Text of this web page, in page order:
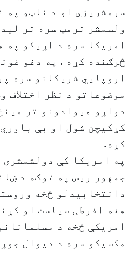
سرمشریزي او د ناټو په
ولسمشر ترمپ سره تر
امريکا سره د اړيکو په
څرګنده کړه . په دغو
اروپايي شريکانو سره
موضوعاتو د نظر اختلاف
دواړو هیوادونو تر
کړکیچن شول او بې
کړه.
په امریکا کې دولشمشری
جمهور ریس په توګه د
دانتخابیدلو څخه
هغه افرطی سیاست او
امریکې څخه د
مکسیکو سره د دیوال